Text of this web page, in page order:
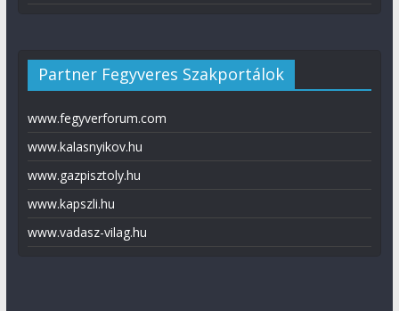
Partner Fegyveres Szakportálok
www.fegyverforum.com
www.kalasnyikov.hu
www.gazpisztoly.hu
www.kapszli.hu
www.vadasz-vilag.hu